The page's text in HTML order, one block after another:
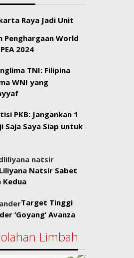
Raya Jadi Unit
Penghargaan World
2024
TNI: Filipina
WNI yang
PKB: Jangankan 1
Saja Saya Siap untuk
Natsir Sabet
Kedua
Target Tinggi
‘Goyang’ Avanza
Limbah